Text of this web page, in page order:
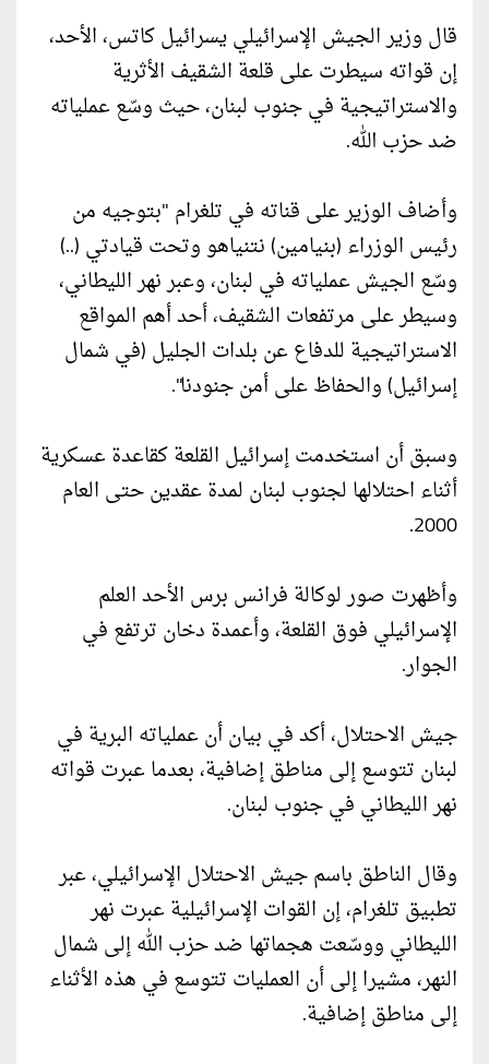
قال وزير الجيش الإسرائيلي يسرائيل كاتس، الأحد،
إن قواته سيطرت على قلعة الشقيف الأثرية
والاستراتيجية في جنوب لبنان، حيث وسّع عملياته
ضد حزب الله.
وأضاف الوزير على قناته في تلغرام "بتوجيه من
رئيس الوزراء (بنيامين) نتنياهو وتحت قيادتي (..)
وسّع الجيش عملياته في لبنان، وعبر نهر الليطاني،
وسيطر على مرتفعات الشقيف، أحد أهم المواقع
الاستراتيجية للدفاع عن بلدات الجليل (في شمال
إسرائيل) والحفاظ على أمن جنودنا".
وسبق أن استخدمت إسرائيل القلعة كقاعدة عسكرية
أثناء احتلالها لجنوب لبنان لمدة عقدين حتى العام
2000.
وأظهرت صور لوكالة فرانس برس الأحد العلم
الإسرائيلي فوق القلعة، وأعمدة دخان ترتفع في
الجوار.
جيش الاحتلال، أكد في بيان أن عملياته البرية في
لبنان تتوسع إلى مناطق إضافية، بعدما عبرت قواته
نهر الليطاني في جنوب لبنان.
وقال الناطق باسم جيش الاحتلال الإسرائيلي، عبر
تطبيق تلغرام، إن القوات الإسرائيلية عبرت نهر
الليطاني ووسّعت هجماتها ضد حزب الله إلى شمال
النهر، مشيرا إلى أن العمليات تتوسع في هذه الأثناء
إلى مناطق إضافية.